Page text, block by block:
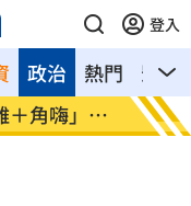
登入
熱門 影音
政治
＋角嗨」開
韓股